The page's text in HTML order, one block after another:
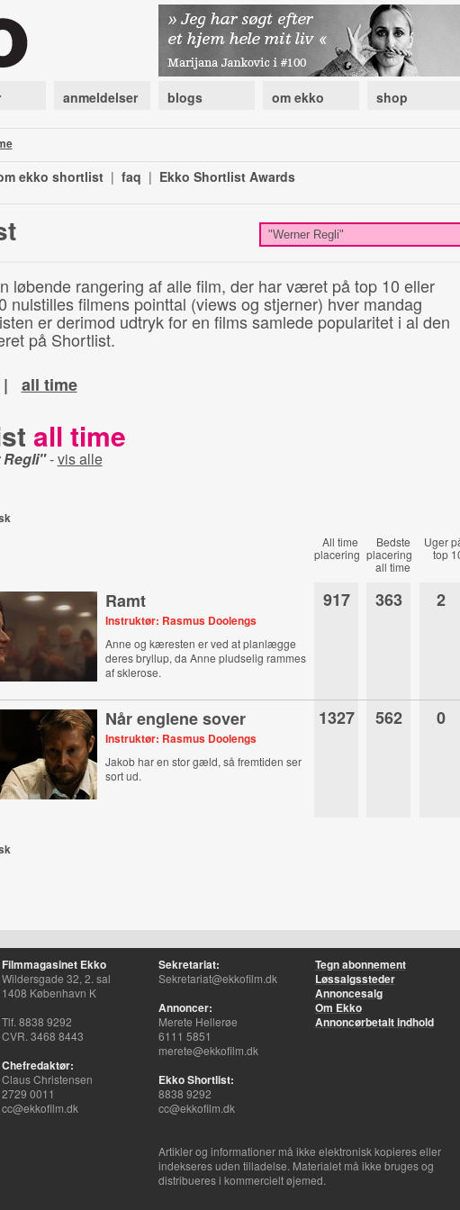
anmeldelser blogs om ekko shop
ekko shortlist | faq | Ekko Shortlist Awards
løbende rangering af alle film, der har været på top 10 eller
nulstilles filmens pointtal (views og stjerner) hver mandag
er derimod udtryk for en films samlede popularitet i al den
på Shortlist.
| all time
all time
Regli"-vis alle
All time
placering
Bedste
placering
all time
Uger
top
Ramt
Instruktør: Rasmus Doolengs
Anne og kæresten er ved at planlægge
deres bryllup, da Anne pludselig rammes
af sklerose.
917 363 2
Når englene sover
Instruktør: Rasmus Doolengs
Jakob har en stor gæld, så fremtiden ser
sort ud.
1327 562 0
Filmmagasinet Ekko
Wildersgade 32, 2. sal
1408 København K
Tlf. 8838 9292
CVR. 3468 8443
Chefredaktør:
Claus Christensen
2729 0011
cc@ekkofilm.dk
Sekretariat:
Sekretariat@ekkofilm.dk
Annoncer:
Merete Hellerøe
6111 5851
merete@ekkofilm.dk
Ekko Shortlist:
8838 9292
cc@ekkofilm.dk
Tegn abonnement
Løssalgssteder
Annoncesalg
Om Ekko
Annoncørbetalt indhold
Artikler og informationer må ikke elektronisk kopieres eller
indekseres uden tilladelse. Materialet må ikke bruges og
distribueres i kommercielt øjemed.